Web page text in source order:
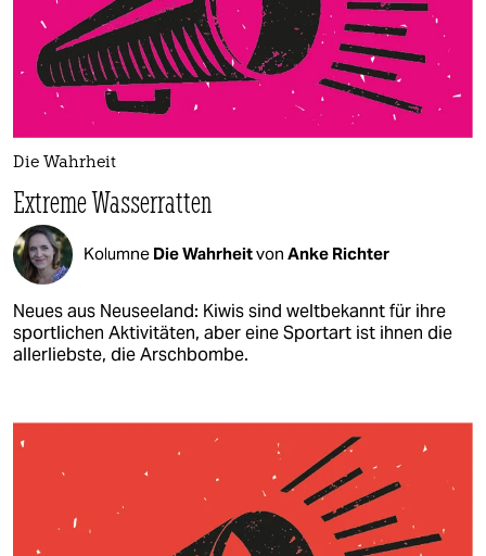
Die Wahrheit
Extreme Wasserratten
Kolumne Die Wahrheitvon Anke Richter
Neues aus Neuseeland: Kiwis sind weltbekannt für ihre
sportlichen Aktivitäten, aber eine Sportart ist ihnen die
allerliebste, die Arschbombe.